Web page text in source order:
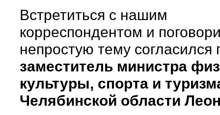
Встретиться с нашим
корреспондентом и
непростую тему согласился
заместитель министра
культуры, спорта и
Челябинской области